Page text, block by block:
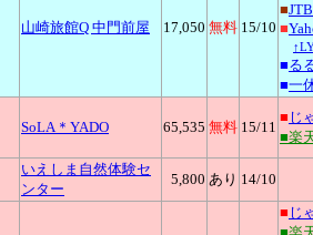
山崎旅館Q 中門前屋 17,050 無料 15/10
■JTB
■
■る
■一
SoLA＊YADO 65,535 無料 15/11
■ じ
■楽
いえしま自然体験セ
ンター
5,800 あり 14/10
■ じ